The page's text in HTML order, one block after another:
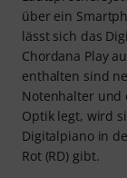
über ein
lässt sich das
Chordana Play
enthalten sind
Notenhalter und
Optik legt, wird
Digitalpiano in
Rot (RD) gibt.